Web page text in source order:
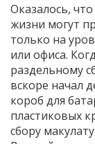
Оказалось,
жизни могут
только на
или офиса.
раздельному
вскоре начал
короб для
пластиковых
сбору